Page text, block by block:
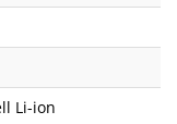
Li-ion